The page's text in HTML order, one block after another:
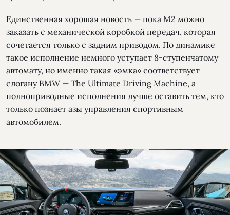
Единственная хорошая новость — пока М2 можно
заказать с механической коробкой передач, которая
сочетается только с задним приводом. По динамике
такое исполнение немного уступает 8-ступенчатому
автомату, но именно такая «эмка» соответствует
слогану BMW — The Ultimate Driving Machine, а
полноприводные исполнения лучше оставить тем, кто
только познает азы управления спортивным
автомобилем.